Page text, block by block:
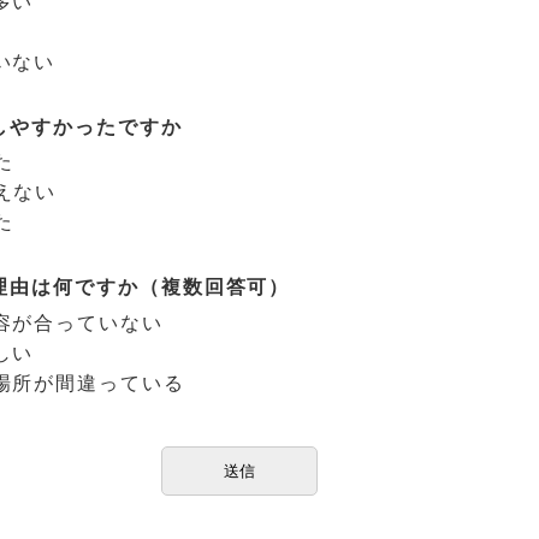
ない
やすかったですか
ない
は何ですか（複数回答可）
が合っていない
い
所が間違っている